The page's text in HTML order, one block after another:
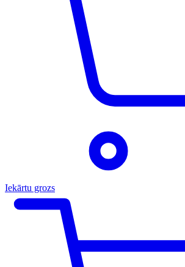
Iekārtu grozs